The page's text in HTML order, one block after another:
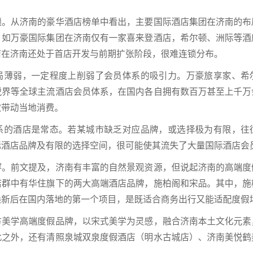
从济南的豪华酒店榜单中看出，主要国际酒店集团在济南的
万豪国际集团在济南仅有一家喜来登酒店，希尔顿、洲际等
济南还处于首店开发与前期扩张阶段，很难连锁分布。
薄弱，一定程度上削弱了会员体系的吸引力。万豪旅享家、
等全球主流酒店会员体系，在国内各自拥有数百万甚至上千
动当地消费。
酒店是常态。若某城市缺乏对应品牌，或选择极为有限，往
店品牌及有限的选择空间，很可能使其流失了大量国际酒店会
前文提及，济南有丰富的自然景观资源，但说起济南的高端
中有华住旗下的两大高端酒店品牌，施柏阁和宋品。其中，
后在国内落地的第一个项目，是既适合商务出行又能适配度假
学高端度假品牌，以宋式美学为灵感，融合济南本土文化元
外，还有清照泉城双泉度假酒店（明水古城店）、济南美悦